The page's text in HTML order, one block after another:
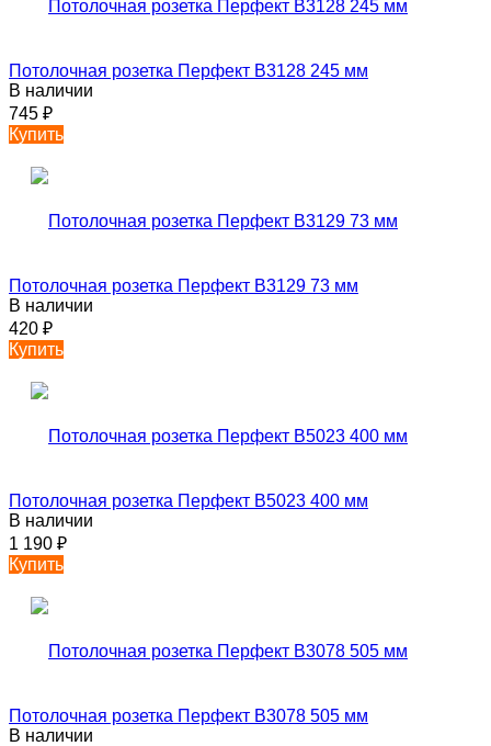
Потолочная розетка Перфект B3128 245 мм
В наличии
745 ₽
Купить
Потолочная розетка Перфект B3129 73 мм
В наличии
420 ₽
Купить
Потолочная розетка Перфект B5023 400 мм
В наличии
1 190 ₽
Купить
Потолочная розетка Перфект B3078 505 мм
В наличии